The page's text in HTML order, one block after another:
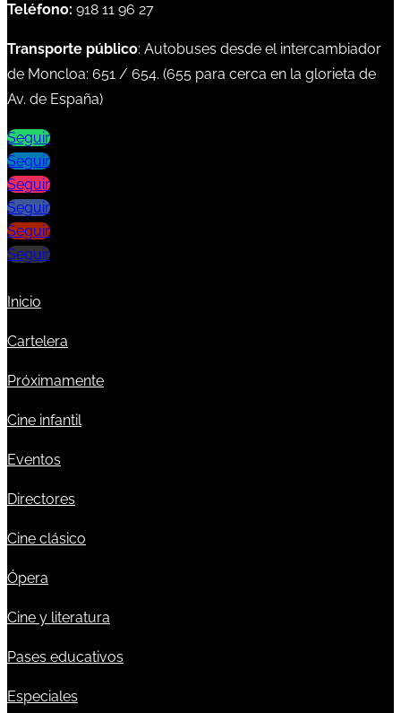
Teléfono: 918 11 96 27
Transporte público: Autobuses desde el intercambiador
de Moncloa: 651 / 654. (655 para cerca en la glorieta de
Av. de España)
Seguir
Seguir
Seguir
Seguir
Seguir
Seguir
Inicio
Cartelera
Próximamente
Cine infantil
Eventos
Directores
Cine clásico
Ópera
Cine y literatura
Pases educativos
Especiales